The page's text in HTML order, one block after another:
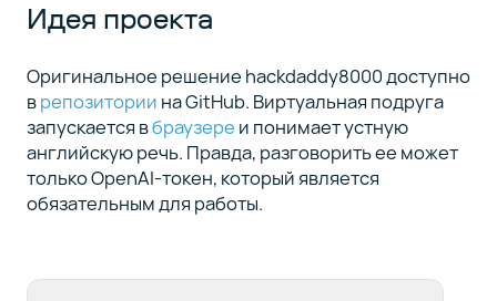
Идея проекта
Оригинальное решение hackdaddy8000 доступно
врепозитории на GitHub. Виртуальная подруга
запускается вбраузере и понимает устную
английскую речь. Правда, разговорить ее может
только OpenAI-токен, который является
обязательным для работы.